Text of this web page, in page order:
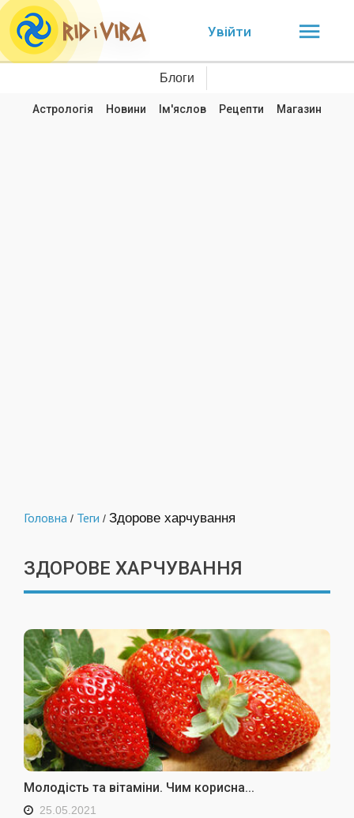
Увійти
Блоги
Астрологія Новини Ім'яслов Рецепти Магазин
Головна / Теги / Здорове харчування
ЗДОРОВЕ ХАРЧУВАННЯ
Молодість та вітаміни. Чим корисна...
25.05.2021